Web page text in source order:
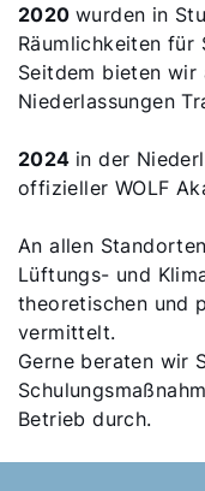
2020 wurden in
Räumlichkeiten für
Seitdem bieten wir
Niederlassungen
2024 in der
offizieller WOLF
An allen
Lüftungs- und
theoretischen und
vermittelt.
Gerne beraten wir
Betrieb durch.
WOLF
myWOLF